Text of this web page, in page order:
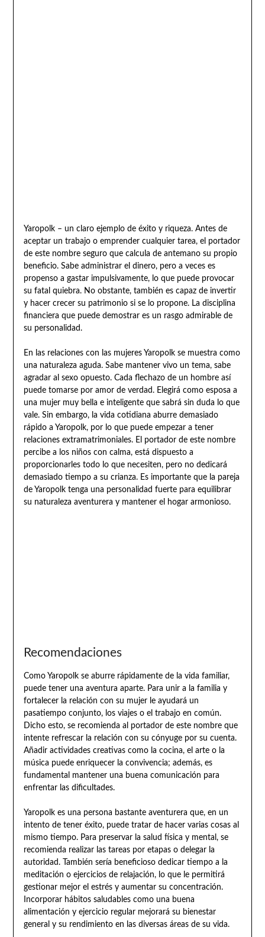
Yaropolk – un claro ejemplo de éxito y riqueza. Antes de
aceptar un trabajo o emprender cualquier tarea, el portador
de este nombre seguro que calcula de antemano su propio
beneficio. Sabe administrar el dinero, pero a veces es
propenso a gastar impulsivamente, lo que puede provocar
su fatal quiebra. No obstante, también es capaz de invertir
y hacer crecer su patrimonio si se lo propone. La disciplina
financiera que puede demostrar es un rasgo admirable de
su personalidad.
En las relaciones con las mujeres Yaropolk se muestra como
una naturaleza aguda. Sabe mantener vivo un tema, sabe
agradar al sexo opuesto. Cada flechazo de un hombre así
puede tomarse por amor de verdad. Elegirá como esposa a
una mujer muy bella e inteligente que sabrá sin duda lo que
vale. Sin embargo, la vida cotidiana aburre demasiado
rápido a Yaropolk, por lo que puede empezar a tener
relaciones extramatrimoniales. El portador de este nombre
percibe a los niños con calma, está dispuesto a
proporcionarles todo lo que necesiten, pero no dedicará
demasiado tiempo a su crianza. Es importante que la pareja
de Yaropolk tenga una personalidad fuerte para equilibrar
su naturaleza aventurera y mantener el hogar armonioso.
Recomendaciones
Como Yaropolk se aburre rápidamente de la vida familiar,
puede tener una aventura aparte. Para unir a la familia y
fortalecer la relación con su mujer le ayudará un
pasatiempo conjunto, los viajes o el trabajo en común.
Dicho esto, se recomienda al portador de este nombre que
intente refrescar la relación con su cónyuge por su cuenta.
Añadir actividades creativas como la cocina, el arte o la
música puede enriquecer la convivencia; además, es
fundamental mantener una buena comunicación para
enfrentar las dificultades.
Yaropolk es una persona bastante aventurera que, en un
intento de tener éxito, puede tratar de hacer varias cosas al
mismo tiempo. Para preservar la salud física y mental, se
recomienda realizar las tareas por etapas o delegar la
autoridad. También sería beneficioso dedicar tiempo a la
meditación o ejercicios de relajación, lo que le permitirá
gestionar mejor el estrés y aumentar su concentración.
Incorporar hábitos saludables como una buena
alimentación y ejercicio regular mejorará su bienestar
general y su rendimiento en las diversas áreas de su vida.